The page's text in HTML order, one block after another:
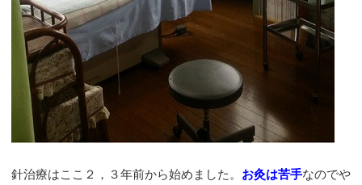
針治療はここ２，３年前から始めました。 お灸は苦手なのでや